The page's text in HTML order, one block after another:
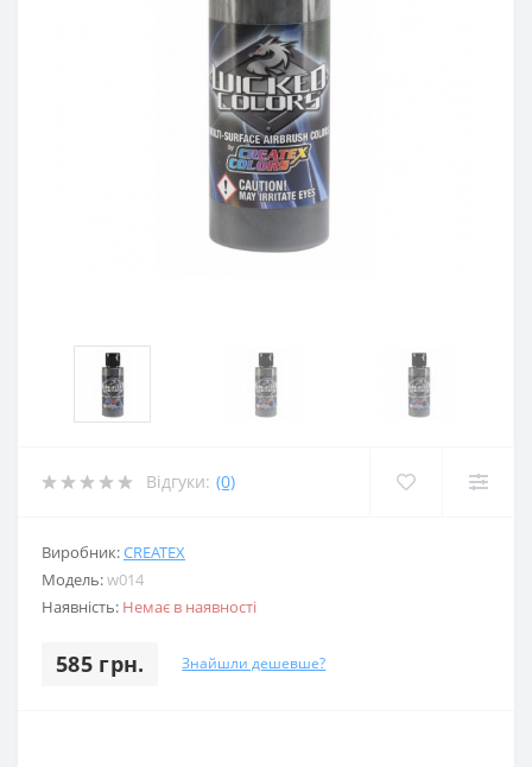
Відгуки: (0)
Виробник:CREATEX
Модель:w014
Наявність: Немає в наявності
585 грн. Знайшли дешевше?